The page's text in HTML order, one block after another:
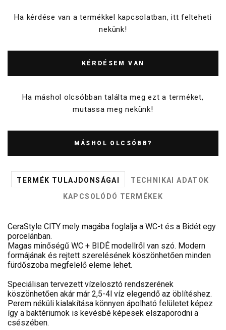
Ha kérdése van a termékkel kapcsolatban, itt felteheti
nekünk!
KÉRDÉSEM VAN
Ha máshol olcsóbban találta meg ezt a terméket,
mutassa meg nekünk!
MÁSHOL OLCSÓBB?
TERMÉK TULAJDONSÁGAI
TECHNIKAI ADATOK
KAPCSOLÓDÓ TERMÉKEK
CeraStyle CITY mely magába foglalja a WC-t és a Bidét egy
porcelánban.
Magas minőségű WC + BIDÉ modellről van szó. Modern
formájának és rejtett szerelésének köszönhetően minden
fürdőszoba megfelelő eleme lehet.
Speciálisan tervezett vízelosztó rendszerének
köszönhetően akár már 2,5-4l víz elegendő az öblítéshez.
Perem néküli kialakítása könnyen ápolható felületet képez
így a baktériumok is kevésbé képesek elszaporodni a
csészében.